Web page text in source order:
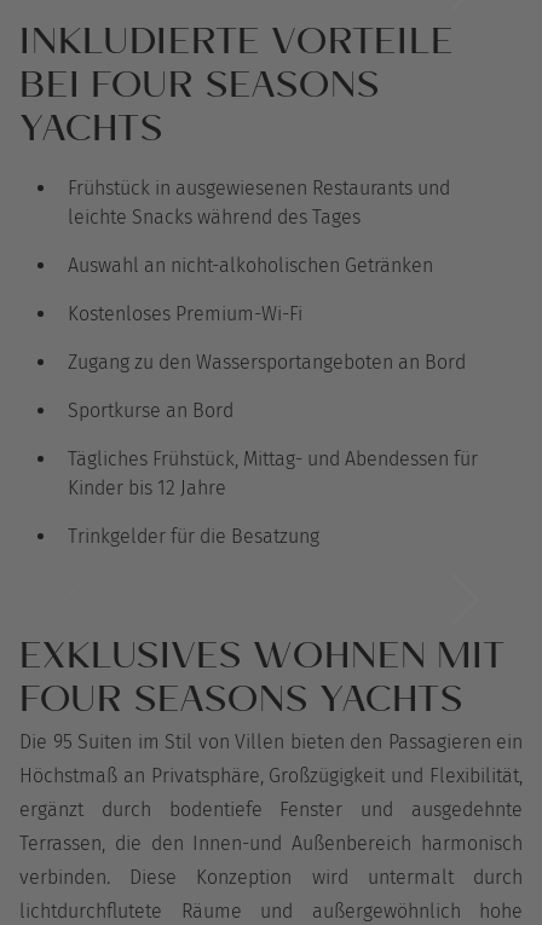
INKLUDIERTE VORTEILE
BEI FOUR SEASONS
YACHTS
Frühstück in ausgewiesenen Restaurants und
leichte Snacks während des Tages
Auswahl an nicht-alkoholischen Getränken
Kostenloses Premium-Wi-Fi
Zugang zu den Wassersportangeboten an Bord
Sportkurse an Bord
Tägliches Frühstück, Mittag- und Abendessen für
Kinder bis 12 Jahre
Trinkgelder für die Besatzung
EXKLUSIVES WOHNEN MIT
FOUR SEASONS YACHTS
Die 95 Suiten im Stil von Villen bieten den Passagieren ein
Höchstmaß an Privatsphäre, Großzügigkeit und Flexibilität,
ergänzt durch bodentiefe Fenster und ausgedehnte
Terrassen, die den Innen-und Außenbereich harmonisch
verbinden. Diese Konzeption wird untermalt durch
lichtdurchflutete Räume und außergewöhnlich hohe